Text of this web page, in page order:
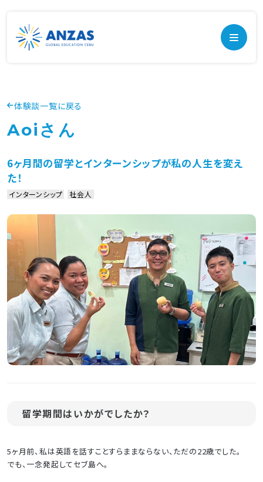
体験談一覧に戻る
Aoiさん
6ヶ月間の留学とインターンシップが私の人生を変え
た！
インターンシップ 社会人
留学期間はいかがでしたか？
5ヶ月前、私は英語を話すことすらままならない、ただの22歳でした。
でも、一念発起してセブ島へ。